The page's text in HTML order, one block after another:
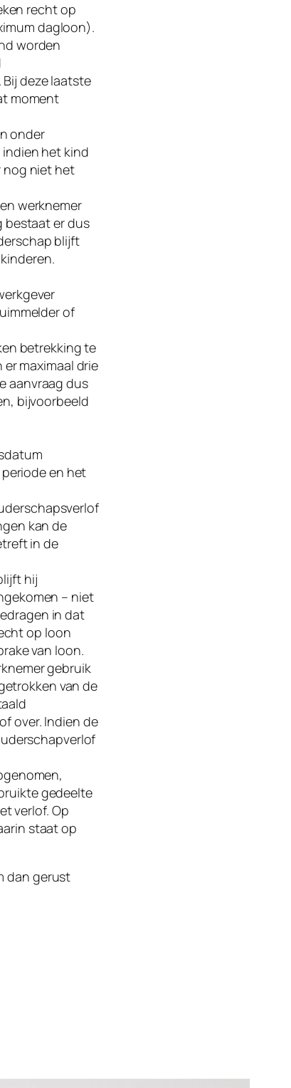
recht op
dagloon).
worden
deze laatste
moment
onder
het kind
nog niet het
werknemer
bestaat er dus
blijft
of
betrekking te
maximaal drie
aanvraag dus
bijvoorbeeld
en het
kan de
in de
hij
– niet
in dat
op loon
van loon.
gebruik
van de
over. Indien de
gedeelte
verlof. Op
staat op
dan gerust